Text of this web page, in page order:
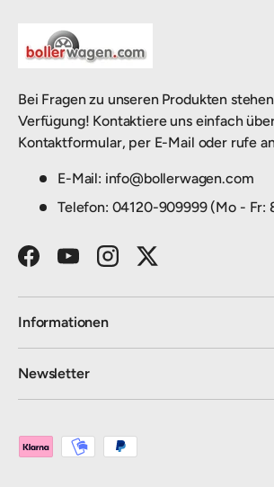
Bei Fragen zu unseren Produkten
Verfügung! Kontaktiere uns einfach
Kontaktformular, per E-Mail oder rufe
E-Mail: info@bollerwagen.com
Telefon: 04120-909999 (Mo - Fr:
FacebookYouTubeInstagramTwitter
Informationen
Newsletter
Zahlungsmethoden